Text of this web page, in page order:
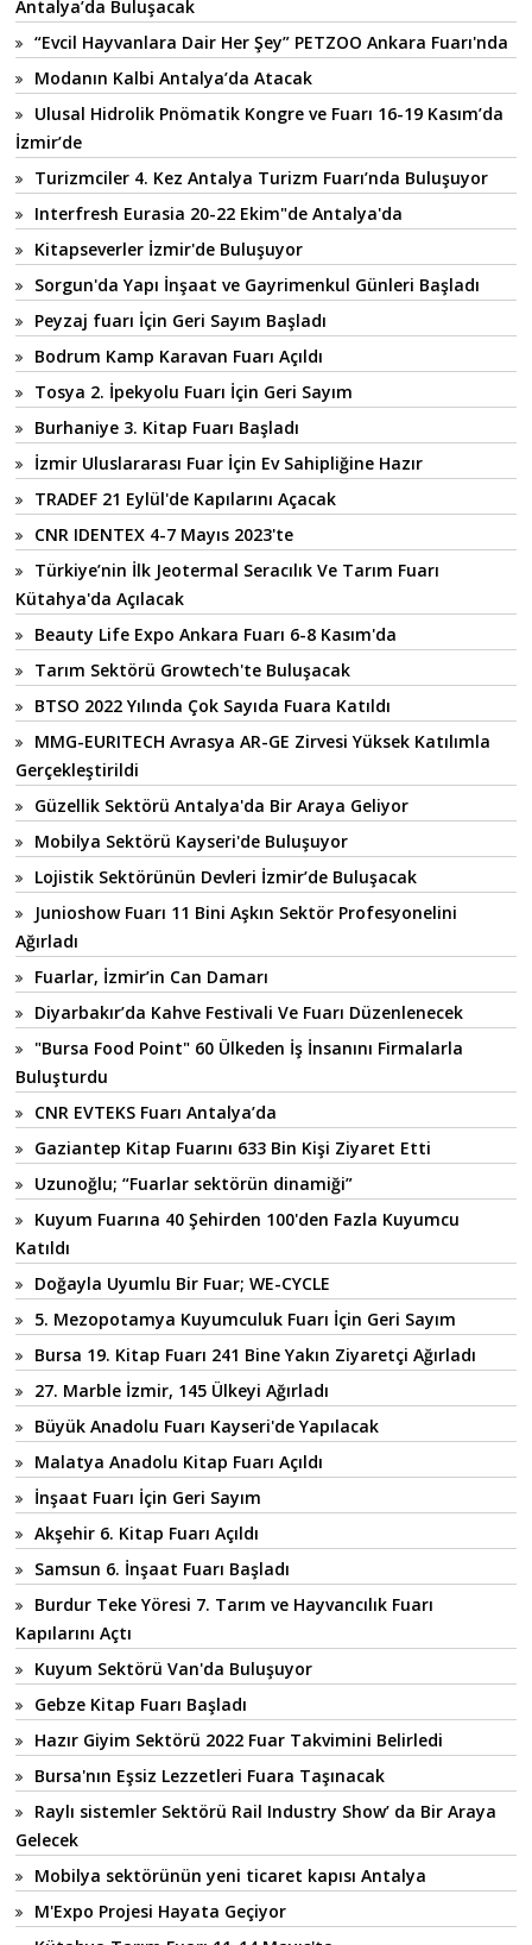
Antalya’da Buluşacak
“Evcil Hayvanlara Dair Her Şey” PETZOO Ankara Fuarı'nda
Modanın Kalbi Antalya’da Atacak
Ulusal Hidrolik Pnömatik Kongre ve Fuarı 16-19 Kasım’da
İzmir’de
Turizmciler 4. Kez Antalya Turizm Fuarı’nda Buluşuyor
Interfresh Eurasia 20-22 Ekim"de Antalya'da
Kitapseverler İzmir'de Buluşuyor
Sorgun'da Yapı İnşaat ve Gayrimenkul Günleri Başladı
Peyzaj fuarı İçin Geri Sayım Başladı
Bodrum Kamp Karavan Fuarı Açıldı
Tosya 2. İpekyolu Fuarı İçin Geri Sayım
Burhaniye 3. Kitap Fuarı Başladı
İzmir Uluslararası Fuar İçin Ev Sahipliğine Hazır
TRADEF 21 Eylül'de Kapılarını Açacak
CNR IDENTEX 4-7 Mayıs 2023'te
Türkiye’nin İlk Jeotermal Seracılık Ve Tarım Fuarı
Kütahya'da Açılacak
Beauty Life Expo Ankara Fuarı 6-8 Kasım'da
Tarım Sektörü Growtech'te Buluşacak
BTSO 2022 Yılında Çok Sayıda Fuara Katıldı
MMG-EURITECH Avrasya AR-GE Zirvesi Yüksek Katılımla
Gerçekleştirildi
Güzellik Sektörü Antalya'da Bir Araya Geliyor
Mobilya Sektörü Kayseri'de Buluşuyor
Lojistik Sektörünün Devleri İzmir’de Buluşacak
Junioshow Fuarı 11 Bini Aşkın Sektör Profesyonelini
Ağırladı
Fuarlar, İzmir’in Can Damarı
Diyarbakır’da Kahve Festivali Ve Fuarı Düzenlenecek
"Bursa Food Point" 60 Ülkeden İş İnsanını Firmalarla
Buluşturdu
CNR EVTEKS Fuarı Antalya’da
Gaziantep Kitap Fuarını 633 Bin Kişi Ziyaret Etti
Uzunoğlu; “Fuarlar sektörün dinamiği”
Kuyum Fuarına 40 Şehirden 100'den Fazla Kuyumcu
Katıldı
Doğayla Uyumlu Bir Fuar; WE-CYCLE
5. Mezopotamya Kuyumculuk Fuarı İçin Geri Sayım
Bursa 19. Kitap Fuarı 241 Bine Yakın Ziyaretçi Ağırladı
27. Marble İzmir, 145 Ülkeyi Ağırladı
Büyük Anadolu Fuarı Kayseri'de Yapılacak
Malatya Anadolu Kitap Fuarı Açıldı
İnşaat Fuarı İçin Geri Sayım
Akşehir 6. Kitap Fuarı Açıldı
Samsun 6. İnşaat Fuarı Başladı
Burdur Teke Yöresi 7. Tarım ve Hayvancılık Fuarı
Kapılarını Açtı
Kuyum Sektörü Van'da Buluşuyor
Gebze Kitap Fuarı Başladı
Hazır Giyim Sektörü 2022 Fuar Takvimini Belirledi
Bursa'nın Eşsiz Lezzetleri Fuara Taşınacak
Raylı sistemler Sektörü Rail Industry Show’ da Bir Araya
Gelecek
Mobilya sektörünün yeni ticaret kapısı Antalya
M'Expo Projesi Hayata Geçiyor